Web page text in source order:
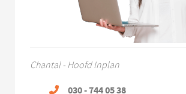
Chantal - Hoofd Inplan
030 - 744 05 38